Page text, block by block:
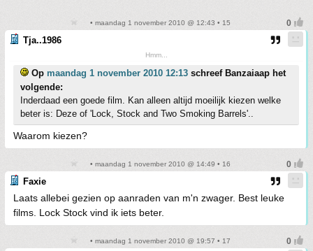
• maandag 1 november 2010 @ 12:43 • 15
Tja..1986
Hmm...
Op maandag 1 november 2010 12:13 schreef Banzaiaap het
volgende:
Inderdaad een goede film. Kan alleen altijd moeilijk kiezen welke
beter is: Deze of 'Lock, Stock and Two Smoking Barrels'..
Waarom kiezen?
• maandag 1 november 2010 @ 14:49 • 16
Faxie
Laats allebei gezien op aanraden van m'n zwager. Best leuke
films. Lock Stock vind ik iets beter.
• maandag 1 november 2010 @ 19:57 • 17